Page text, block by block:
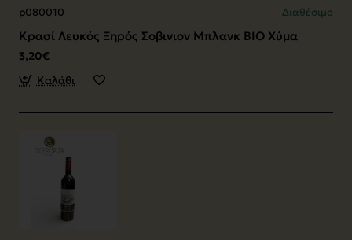
p080010 Διαθέσιμο
Κρασί Λευκός Ξηρός Σοβινιον Μπλανκ ΒΙΟ Χύμα
3,20€
Καλάθι